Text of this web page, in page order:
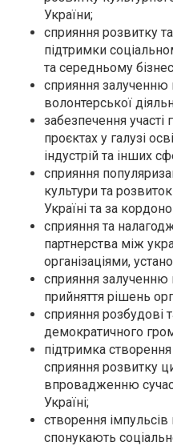
України;
сприяння розвитку
підтримки
та середньому
сприяння залученню
волонтерської
забезпечення участі
проєктах у галузі
індустрій та інших
сприяння
культури та
Україні та за
сприяння та
партнерства між
організаціями,
сприяння залученню
прийняття рішень
сприяння розбудові
демократичного
підтримка
сприяння розвитку
впровадженню
Україні;
створення імпульсів
спонукають